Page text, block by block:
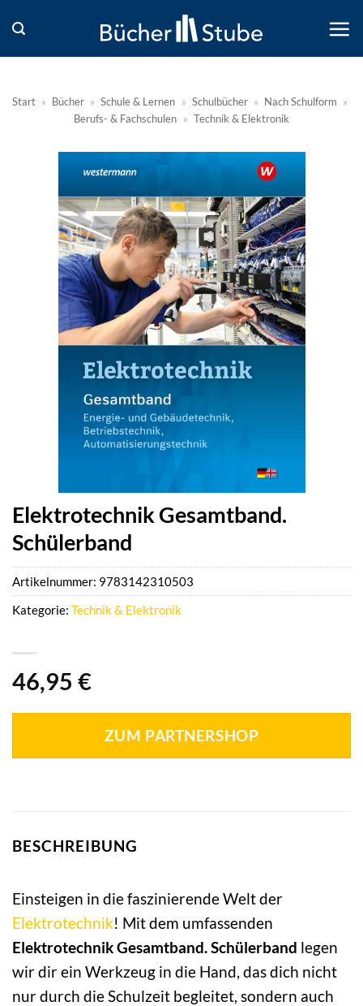
Inhalt
springen
Start » Bücher » Schule & Lernen » Schulbücher » Nach Schulform »
Berufs- & Fachschulen » Technik & Elektronik
Elektrotechnik Gesamtband.
Schülerband
46,95 €
ZUM PARTNERSHOP
Artikelnummer: 9783142310503
Kategorie: Technik & Elektronik
BESCHREIBUNG
Einsteigen in die faszinierende Welt der
Elektrotechnik! Mit dem umfassenden
Elektrotechnik Gesamtband. Schülerband legen
wir dir ein Werkzeug in die Hand, das dich nicht
nur durch die Schulzeit begleitet, sondern auch